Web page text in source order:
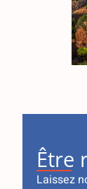
Être
Laissez